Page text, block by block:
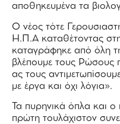
αποθηκευμένα τα
Ο νέος τότε
Η.Π.Α καταθέτοντας
καταγράφηκε από όλη
βλέπουμε τους Ρώσους
ας τους
με έργα και όχι λόγια».
Τα πυρηνικά όπλα και ο
πρώτη τουλάχιστον